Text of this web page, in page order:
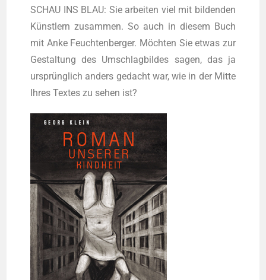
SCHAU INS BLAU: Sie arbei­ten viel mit bil­den­den
Künst­lern zusam­men. So auch in die­sem Buch
mit Anke Feuch­ten­ber­ger. Möch­ten Sie etwas zur
Gestal­tung des Umschlag­bil­des sagen, das ja
ursprüng­lich anders gedacht war, wie in der Mit­te
Ihres Tex­tes zu sehen ist?